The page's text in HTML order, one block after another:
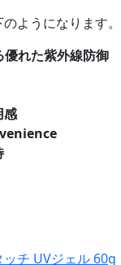
ようになります。
れた紫外線防御
感